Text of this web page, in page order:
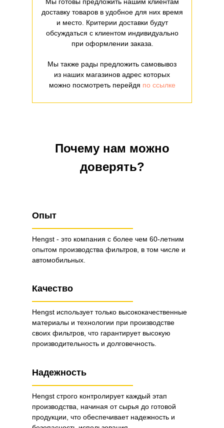
Мы готовы предложить нашим клиентам
доставку товаров в удобное для них время
и место. Критерии доставки будут
обсуждаться с клиентом индивидуально
при оформлении заказа.
Мы также рады предложить самовывоз
из наших магазинов адрес которых
можно посмотреть перейдя по ссылке
Почему нам можно
доверять?
Опыт
Hengst - это компания с более чем 60-летним
опытом производства фильтров, в том числе и
автомобильных.
Качество
Надежность
Hengst использует только высококачественные
материалы и технологии при производстве
своих фильтров, что гарантирует высокую
производительность и долговечность.
Hengst строго контролирует каждый этап
производства, начиная от сырья до готовой
продукции, что обеспечивает надежность и